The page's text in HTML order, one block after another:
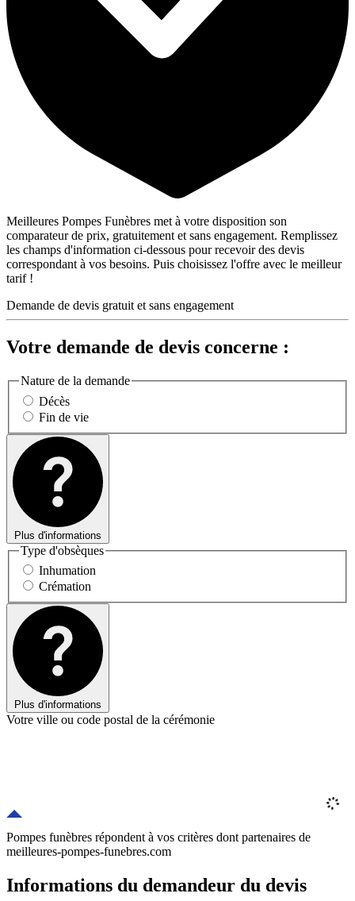
Meilleures Pompes Funèbres met à votre disposition son
comparateur de prix, gratuitement et sans engagement. Remplissez
les champs d'information ci-dessous pour recevoir des devis
correspondant à vos besoins. Puis choisissez l'offre avec le meilleur
tarif !
Demande de devis gratuit et sans engagement
Votre demande de devis concerne :
Nature de la demande
Décès
Fin de vie
Plus d'informations
Type d'obsèques
Inhumation
Crémation
Plus d'informations
Votre ville ou code postal de la cérémonie
Pompes funèbres répondent à vos critères dont partenaires de
meilleures-pompes-funebres.com
Informations du demandeur du devis